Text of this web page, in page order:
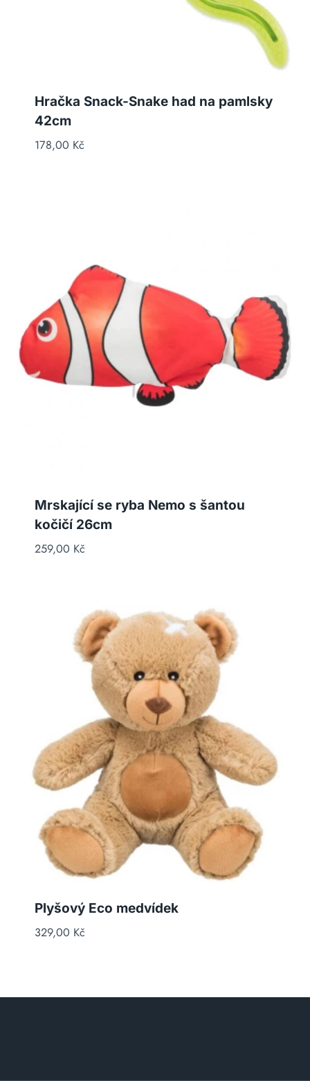
Hračka Snack-Snake had na pamlsky
42cm
178,00 Kč
Mrskající se ryba Nemo s šantou
kočičí 26cm
259,00 Kč
Plyšový Eco medvídek
329,00 Kč